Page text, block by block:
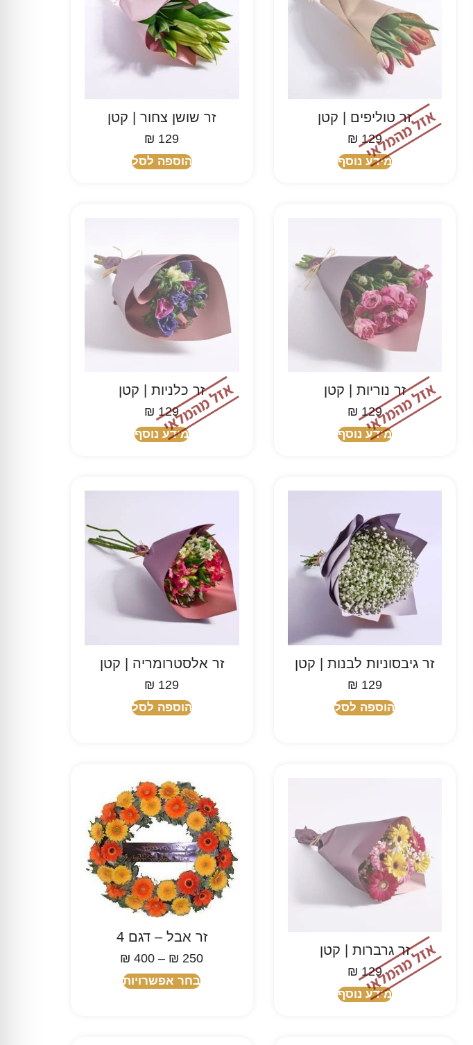
זר טוליפים | קטן
₪ 129
מידע נוסף
זר שושן צחור | קטן
₪ 129
הוספה לסל
זר נוריות | קטן
₪ 129
מידע נוסף
זר כלניות | קטן
₪ 129
מידע נוסף
זר גיבסוניות לבנות | קטן
₪ 129
הוספה לסל
זר אלסטרומריה | קטן
₪ 129
הוספה לסל
זר גרברות | קטן
₪ 129
מידע נוסף
זר אבל – דגם 4
₪ 250
–
₪ 400
בחר אפשרויות